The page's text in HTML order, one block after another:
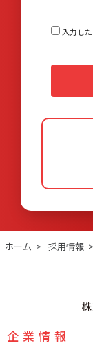
入力し
ホーム > 採用情報 >
企業情報